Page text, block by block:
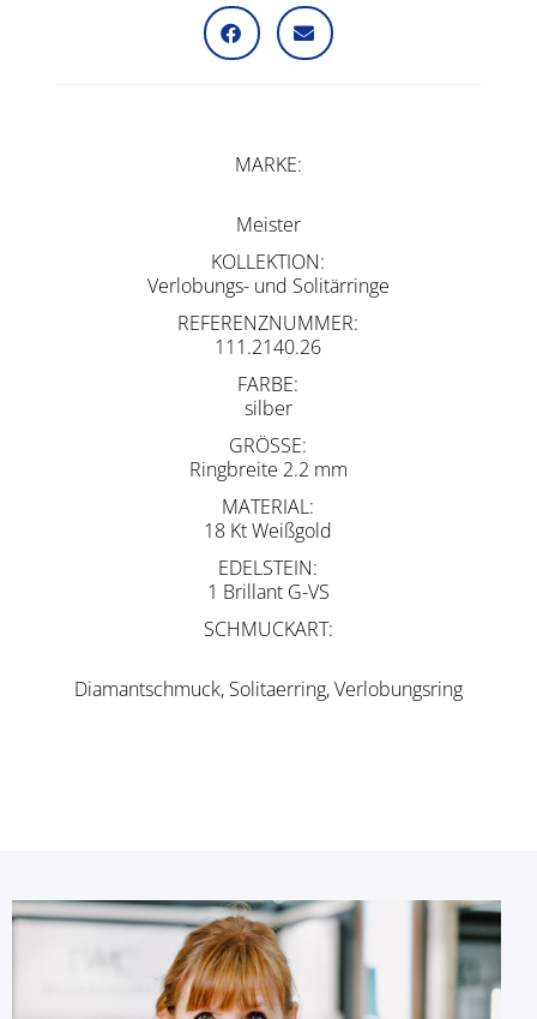
MARKE
Meister
KOLLEKTION
Verlobungs- und Solitärringe
REFERENZNUMMER
111.2140.26
FARBE
silber
GRÖSSE
Ringbreite 2.2 mm
MATERIAL
18 Kt Weißgold
EDELSTEIN
1 Brillant G-VS
SCHMUCKART
Diamantschmuck, Solitaerring, Verlobungsring